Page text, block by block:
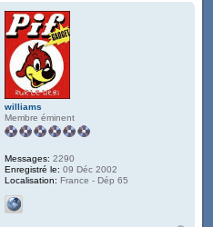
williams
Membre éminent
Messages: 2290
Enregistré le: 09 Déc 2002
Localisation: France - Dép 65